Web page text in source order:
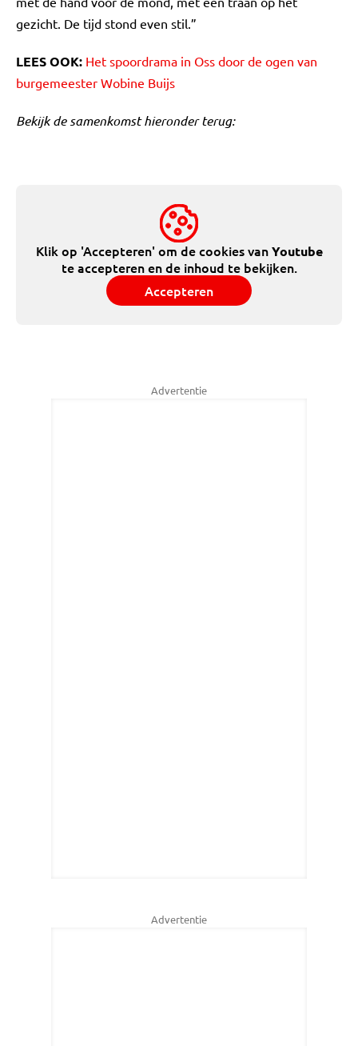
gezicht. De tijd stond even stil.”
LEES OOK: Het spoordrama in Oss door de ogen van
burgemeester Wobine Buijs
Bekijk de samenkomst hieronder terug:
Klik op 'Accepteren' om de cookies vanYoutube
te accepteren en de inhoud te bekijken.
Accepteren
Advertentie
Advertentie